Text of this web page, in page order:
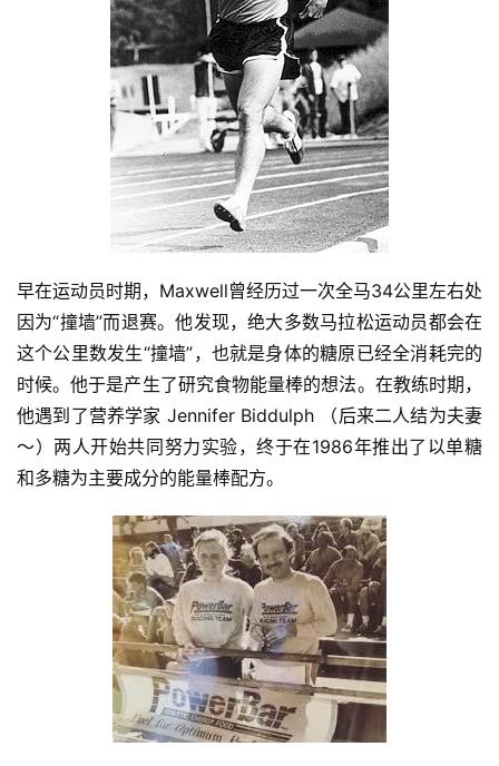
早在运动员时期，Maxwell曾经历过一次全马34公里左右处
因为“撞墙”而退赛。他发现，绝大多数马拉松运动员都会在
这个公里数发生“撞墙”，也就是身体的糖原已经全消耗完的
时候。他于是产生了研究食物能量棒的想法。在教练时期，
他遇到了营养学家 Jennifer Biddulph （后来二人结为夫妻
～）两人开始共同努力实验，终于在1986年推出了以单糖
和多糖为主要成分的能量棒配方。